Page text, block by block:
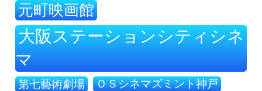
元町映画館
大阪ステーションシティシネ
マ
第七藝術劇場 ＯＳシネマズミント神戸